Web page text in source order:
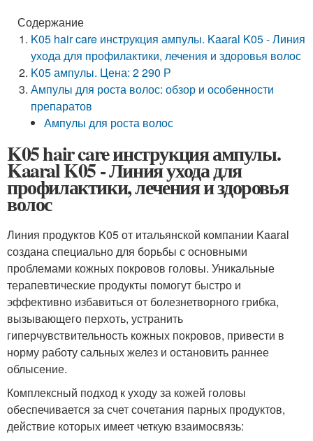
Содержание
K05 hair care инструкция ампулы. Kaaral K05 - Линия
ухода для профилактики, лечения и здоровья волос
K05 ампулы. Цена: 2 290 Р
Ампулы для роста волос: обзор и особенности
препаратов
Ампулы для роста волос
K05 hair care инструкция ампулы.
Kaaral K05 - Линия ухода для
профилактики, лечения и здоровья
волос
Линия продуктов K05 от итальянской компании Kaaral
создана специально для борьбы с основными
проблемами кожных покровов головы. Уникальные
терапевтические продукты помогут быстро и
эффективно избавиться от болезнетворного грибка,
вызывающего перхоть, устранить
гиперчувствительность кожных покровов, привести в
норму работу сальных желез и остановить раннее
облысение.
Комплексный подход к уходу за кожей головы
обеспечивается за счет сочетания парных продуктов,
действие которых имеет четкую взаимосвязь: